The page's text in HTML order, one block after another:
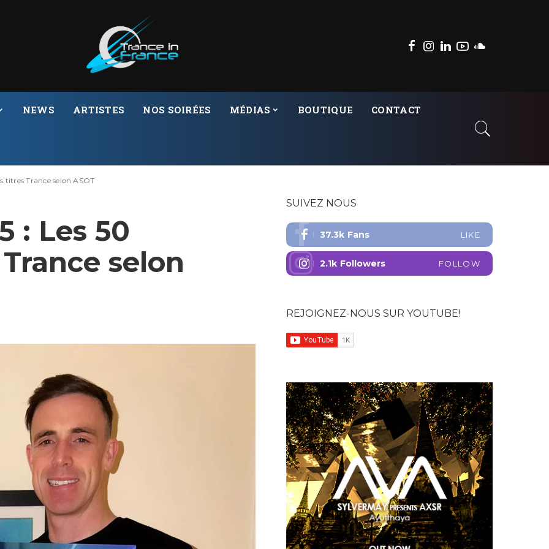
NEWS ARTISTES NOS SOIRÉES MÉDIAS BOUTIQUE CONTACT
titres Trance selon ASOT
: Les 50
selon
SUIVEZ NOUS
37.3k Fans LIKE
2.1k Followers FOLLOW
REJOIGNEZ-NOUS SUR YOUTUBE!